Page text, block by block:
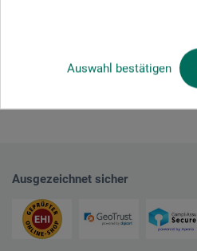
Auswahl bestätigen
Ausgezeichnet sicher